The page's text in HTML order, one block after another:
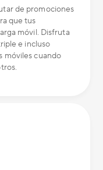
de promociones
que tus
móvil. Disfruta
e incluso
móviles cuando